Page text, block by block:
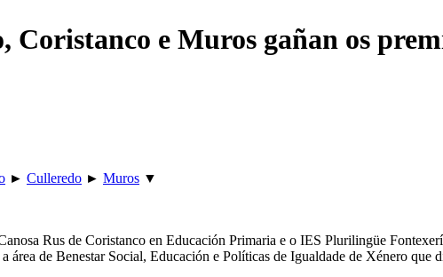
Coristanco e Muros gañan os
► Culleredo ► Muros ▼
Rus de Coristanco en Educación Primaria e o IES Plurilingüe
área de Benestar Social, Educación e Políticas de Igualdade de Xénero que